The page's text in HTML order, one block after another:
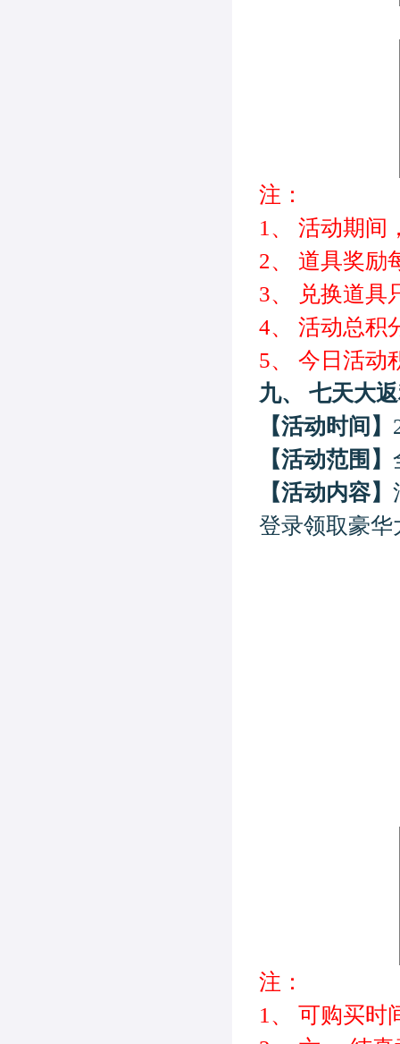
注：
1、 活动期间
2、 道具奖励
3、
兑换道具
4、 活动总积
5、 今日活动
九、 七天大
【活动时间】
【活动范围】
【活动内容】
登录领取豪华
注：
1、 可购买时